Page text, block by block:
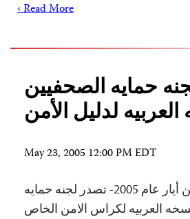
Read More ›
حمايه الصحفيين
العربيه لدليل الأمن
May 23, 2005 12:00 PM EDT
الدوحه, قطر, 23 من أيار عام 2005- تصدر لجنه حمايه
العربيه لكراس الامن الخاص